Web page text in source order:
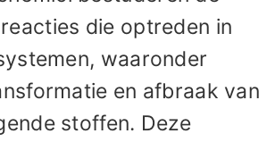
die optreden in
waaronder
en afbraak van
stoffen. Deze